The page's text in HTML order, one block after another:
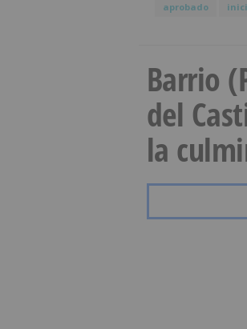
aprobado
Barrio
del
la